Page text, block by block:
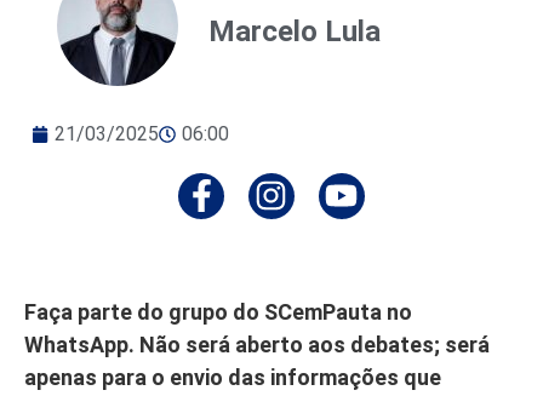
Marcelo Lula
21/03/2025 06:00
Faça parte do grupo do SCemPauta no
WhatsApp. Não será aberto aos debates; será
apenas para o envio das informações que